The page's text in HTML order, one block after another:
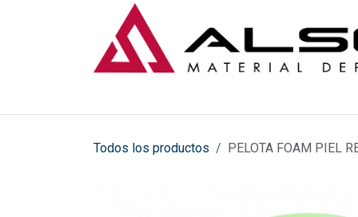
Todos los productos PELOTA FOAM PIEL